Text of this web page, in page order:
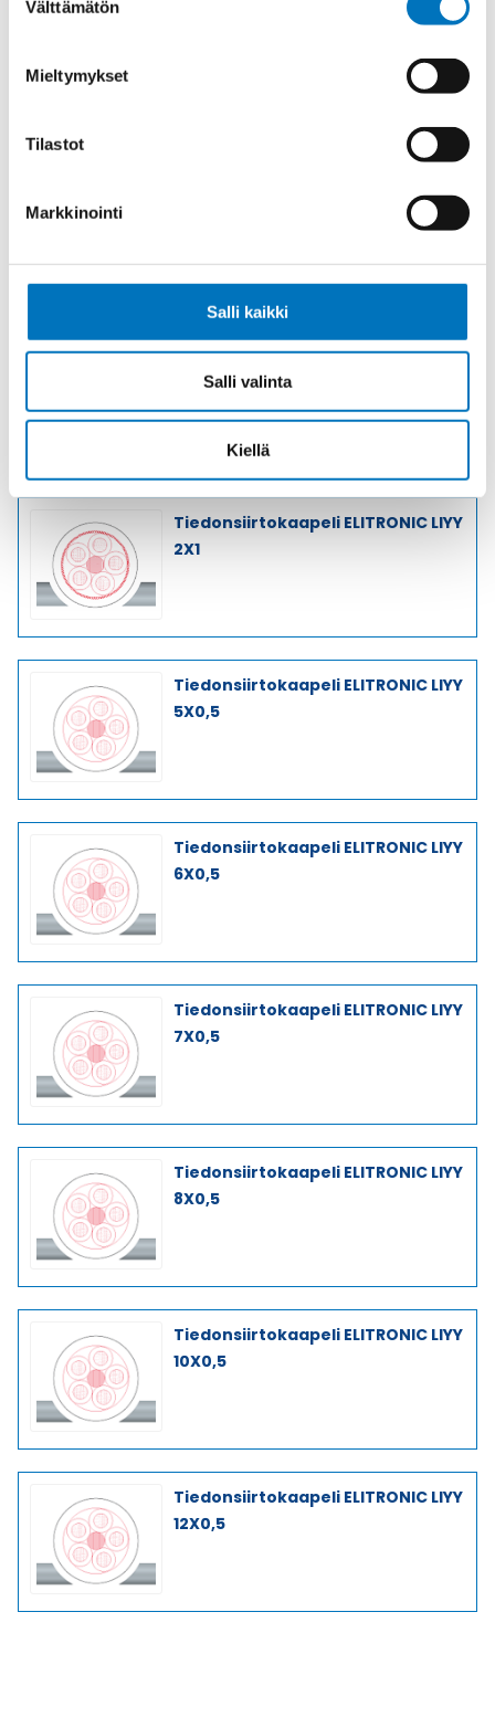
valinta
Välttämätön
Mieltymykset
Tilastot
Markkinointi
Salli kaikki
Salli valinta
Kiellä
Tiedonsiirtokaapeli ELITRONIC LIYY
Tiedonsiirtokaapeli ELITRONIC LIYY
10X0,75
Tiedonsiirtokaapeli ELITRONIC LIYY
2X1
Tiedonsiirtokaapeli ELITRONIC LIYY
5X0,5
Tiedonsiirtokaapeli ELITRONIC LIYY
6X0,5
Tiedonsiirtokaapeli ELITRONIC LIYY
7X0,5
Tiedonsiirtokaapeli ELITRONIC LIYY
8X0,5
Tiedonsiirtokaapeli ELITRONIC LIYY
10X0,5
Tiedonsiirtokaapeli ELITRONIC LIYY
12X0,5